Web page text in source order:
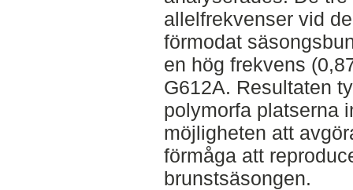
allelfrekvenser vid
förmodat
en hög frekvens
G612A. Resultaten
polymorfa platserna
möjligheten att
förmåga att
brunstsäsongen.